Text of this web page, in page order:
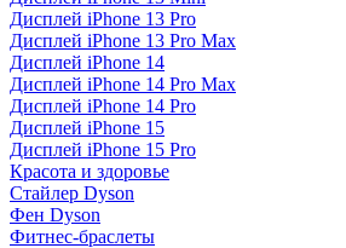
Дисплей iPhone 13 Pro
Дисплей iPhone 13 Pro Max
Дисплей iPhone 14
Дисплей iPhone 14 Pro Max
Дисплей iPhone 14 Pro
Дисплей iPhone 15
Дисплей iPhone 15 Pro
Красота и здоровье
Стайлер Dyson
Фен Dyson
Фитнес-браслеты